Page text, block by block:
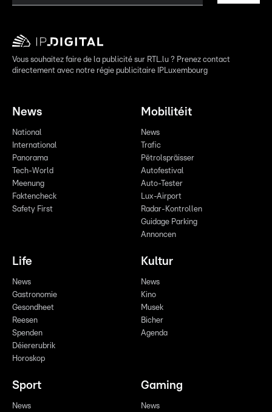
Vous souhaitez faire de la publicité sur RTL.lu ? Prenez contact
directement avec notre régie publicitaire IPLuxembourg
News
National
International
Panorama
Tech-World
Meenung
Faktencheck
Safety First
Mobilitéit
News
Trafic
Pëtrolspräisser
Autofestival
Auto-Tester
Lux-Airport
Radar-Kontrollen
Guidage Parking
Annoncen
Life
News
Gastronomie
Gesondheet
Reesen
Spenden
Déiererubrik
Horoskop
Kultur
News
Kino
Musek
Bicher
Agenda
Sport
News
Gaming
News